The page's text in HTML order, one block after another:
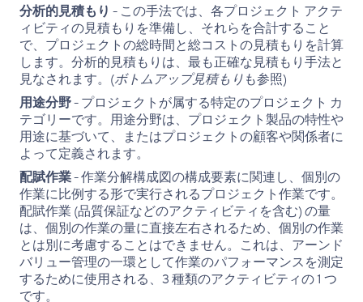
分析的見積もり - この手法では、各プロジェクト アクテ
ィビティの見積もりを準備し、それらを合計すること
で、プロジェクトの総時間と総コストの見積もりを計算
します。分析的見積もりは、最も正確な見積もり手法と
見なされます。(ボトムアップ見積もりも参照)
用途分野- プロジェクトが属する特定のプロジェクト カ
テゴリーです。用途分野は、プロジェクト製品の特性や
用途に基づいて、またはプロジェクトの顧客や関係者に
よって定義されます。
配賦作業- 作業分解構成図の構成要素に関連し、個別の
作業に比例する形で実行されるプロジェクト作業です。
配賦作業 (品質保証などのアクティビティを含む) の量
は、個別の作業の量に直接左右されるため、個別の作業
とは別に考慮することはできません。これは、アーンド
バリュー管理の一環として作業のパフォーマンスを測定
するために使用される、3 種類のアクティビティの 1 つ
です。